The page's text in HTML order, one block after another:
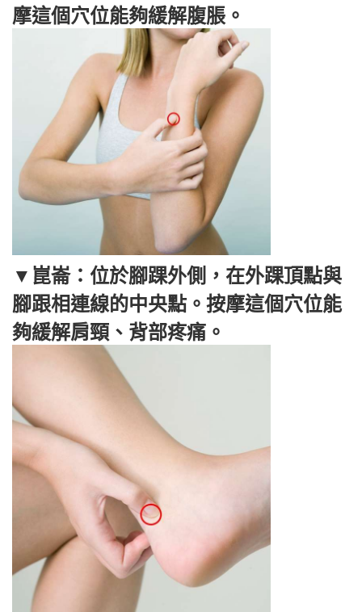
摩這個穴位能夠緩解腹脹。
▼崑崙：位於腳踝外側，在外踝頂點與
腳跟相連線的中央點。按摩這個穴位能
夠緩解肩頸、背部疼痛。